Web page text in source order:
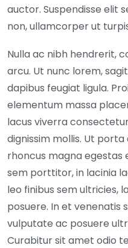
auctor. Suspendisse elit
non, ullamcorper ut
Nulla ac nibh hendrerit,
arcu. Ut nunc lorem,
dapibus feugiat ligula.
elementum massa
lacus viverra
dignissim mollis. Ut
rhoncus magna egestas
sem porttitor, in lacinia
leo finibus sem ultricies,
posuere. In et venenatis
vulputate ac posuere
Curabitur sit amet odio